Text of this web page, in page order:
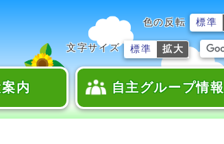
色の反転 標準
文字サイズ 標準 拡大
内 自主グループ情報